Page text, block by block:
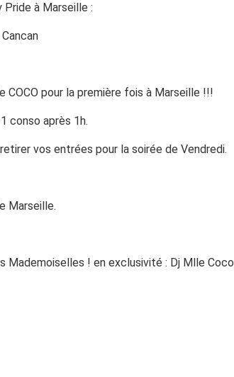
à Marseille :
COCO pour la première fois à Marseille !!!
conso après 1h.
vos entrées pour la soirée de Vendredi.
Marseille.
Mademoiselles ! en exclusivité : Dj Mlle Coco